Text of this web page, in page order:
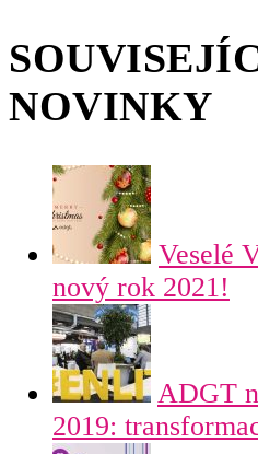
NOVINKY
Veselé
nový rok 2021!
ADGT
2019: